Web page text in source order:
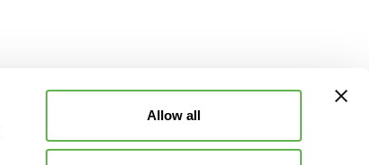
Allow all